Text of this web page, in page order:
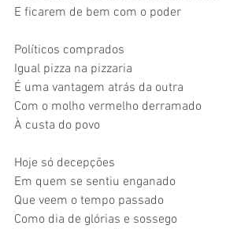
E ficarem de bem com o poder
Políticos comprados
Igual pizza na pizzaria
É uma vantagem atrás da outra
Com o molho vermelho derramado
À custa do povo
Hoje só decepções
Em quem se sentiu enganado
Que veem o tempo passado
Como dia de glórias e sossego